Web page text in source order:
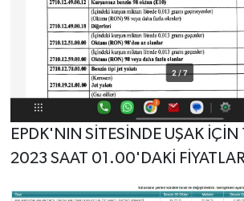
EPDK'NIN SİTESİNDE UŞAK
2023 SAAT 01.00'DAKİ